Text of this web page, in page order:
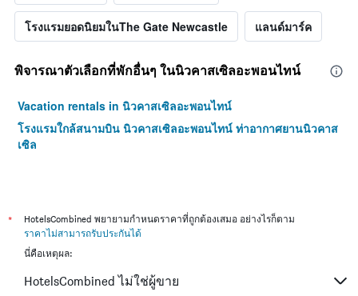
โรงแรมยอดนิยมในThe Gate Newcastle แลนด์มาร์ค
พิจารณาตัวเลือกที่พักอื่นๆ ในนิวคาสเซิลอะพอนไทน์
Vacation rentals in นิวคาสเซิลอะพอนไทน์
โรงแรมใกล้สนามบิน นิวคาสเซิลอะพอนไทน์ ท่าอากาศยานนิวคาส
เซิล
*
HotelsCombined พยายามกำหนดราคาที่ถูกต้องเสมอ อย่างไรก็ตาม
ราคาไม่สามารถรับประกันได้
นี่คือเหตุผล:
HotelsCombined ไม่ใช่ผู้ขาย